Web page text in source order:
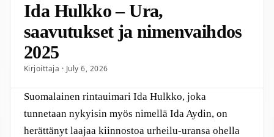
Ida Hulkko – Ura,
saavutukset ja nimenvaihdos
2025
Kirjoittaja · July 6, 2026
Suomalainen rintauimari Ida Hulkko, joka
tunnetaan nykyisin myös nimellä Ida Aydin, on
herättänyt laajaa kiinnostoa urheilu-uransa ohella